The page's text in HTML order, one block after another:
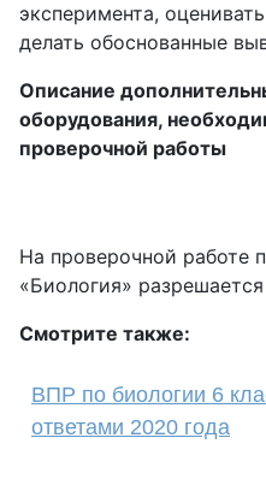
эксперимента,
делать обоснованные
Описание
оборудования,
проверочной работы
На проверочной работе
«Биология»
Смотрите также:
ВПР по биологии 6
ответами 2020 года